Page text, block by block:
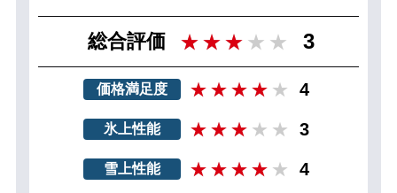
総合評価 3
価格満足度 4
氷上性能 3
雪上性能 4